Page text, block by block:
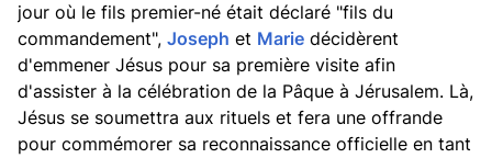
jour où le fils premier-né était déclaré "fils du
commandement", Joseph et Marie décidèrent
d'emmener Jésus pour sa première visite afin
d'assister à la célébration de la Pâque à Jérusalem. Là,
Jésus se soumettra aux rituels et fera une offrande
pour commémorer sa reconnaissance officielle en tant